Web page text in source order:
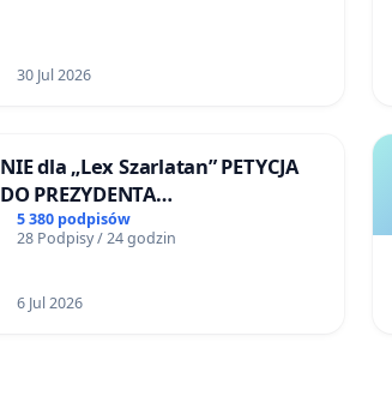
30 Jul 2026
NIE dla „Lex Szarlatan” PETYCJA
DO PREZYDENTA
RZECZYPOSPOLITEJ POLSKIEJ
5 380 podpisów
28 Podpisy / 24 godzin
6 Jul 2026